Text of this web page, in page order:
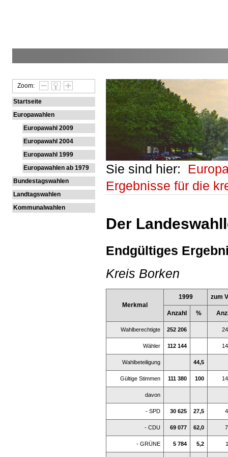
Zoom:
Startseite
Europawahlen
Europawahl 2009
Europawahl 2004
Europawahl 1999
Europawahlen ab 1979
Bundestagswahlen
Landtagswahlen
Kommunalwahlen
Sie sind hier:
Ergebnisse für die
Der
Endgültiges
Kreis Borken
Merkmal
1999 zum
Anzahl %
Wahlberechtigte 252 206
Wähler 112 144
Wahlbeteiligung 44,5
Gültige Stimmen 111 380 100
davon
- SPD 30 625 27,5
- CDU 69 077 62,0
- GRÜNE 5 784 5,2